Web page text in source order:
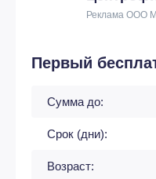
Реклама ООО
Первый
Сумма до:
Срок (дни):
Возраст: